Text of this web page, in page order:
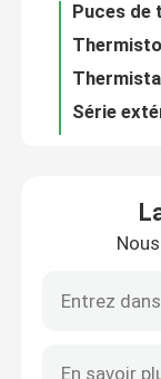
Contrôle de
Contactez-
Capteur de
Sondes